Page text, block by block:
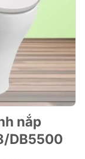
nắp
DB5500